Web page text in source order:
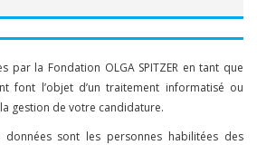
par la Fondation OLGA SPITZER en tant que
font l’objet d’un traitement informatisé ou
gestion de votre candidature.
sont les personnes habilitées des